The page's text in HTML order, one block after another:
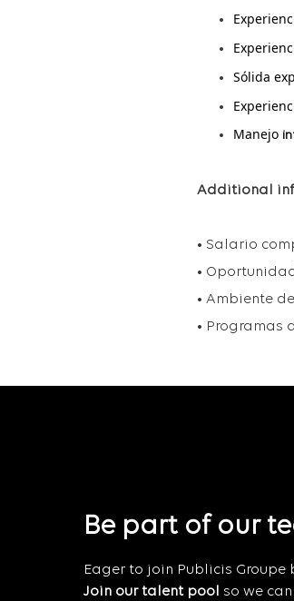
Sólida
Manejo
Additional
• Salario
•
• Ambiente
• Programas
Be part of our
Eager to join Publicis Groupe
Join our talent pool
so we